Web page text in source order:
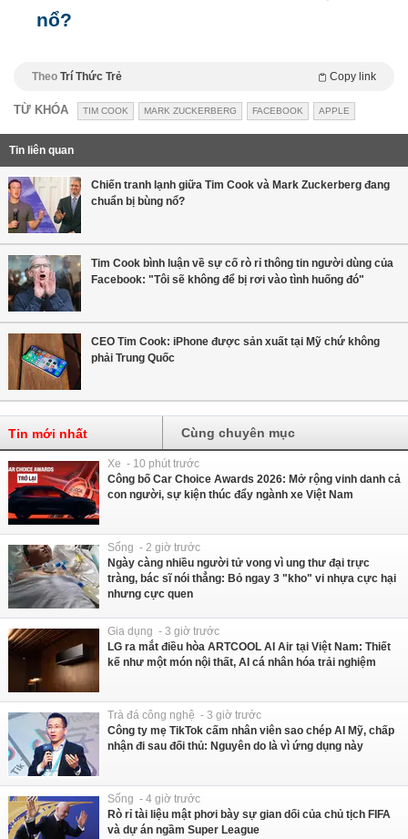
nổ?
Theo Trí Thức Trẻ Copy link
TỪ KHÓA TIM COOK MARK ZUCKERBERG FACEBOOK APPLE
Tin liên quan
Chiến tranh lạnh giữa Tim Cook và Mark Zuckerberg đang
chuẩn bị bùng nổ?
Tim Cook bình luận về sự cố rò rỉ thông tin người dùng của
Facebook: "Tôi sẽ không để bị rơi vào tình huống đó"
CEO Tim Cook: iPhone được sản xuất tại Mỹ chứ không
phải Trung Quốc
Tin mới nhất Cùng chuyên mục
Xe - 10 phút trước
Công bố Car Choice Awards 2026: Mở rộng vinh danh cả
con người, sự kiện thúc đẩy ngành xe Việt Nam
Sống - 2 giờ trước
Ngày càng nhiều người tử vong vì ung thư đại trực
tràng, bác sĩ nói thẳng: Bỏ ngay 3 "kho" vi nhựa cực hại
nhưng cực quen
Gia dụng - 3 giờ trước
LG ra mắt điều hòa ARTCOOL AI Air tại Việt Nam: Thiết
kế như một món nội thất, AI cá nhân hóa trải nghiệm
Trà đá công nghệ - 3 giờ trước
Công ty mẹ TikTok cấm nhân viên sao chép AI Mỹ, chấp
nhận đi sau đối thủ: Nguyên do là vì ứng dụng này
Sống - 4 giờ trước
Rò rỉ tài liệu mật phơi bày sự gian dối của chủ tịch FIFA
và dự án ngầm Super League